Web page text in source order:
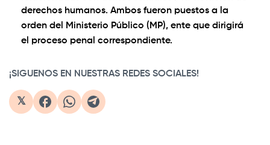
derechos humanos. Ambos fueron puestos a la
orden del Ministerio Público (MP), ente que dirigirá
el proceso penal correspondiente.
¡SIGUENOS EN NUESTRAS REDES SOCIALES!
𝕏